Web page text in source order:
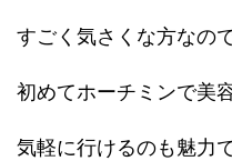
すごく気さくな方なの
初めてホーチミンで美
気軽に行けるのも魅力